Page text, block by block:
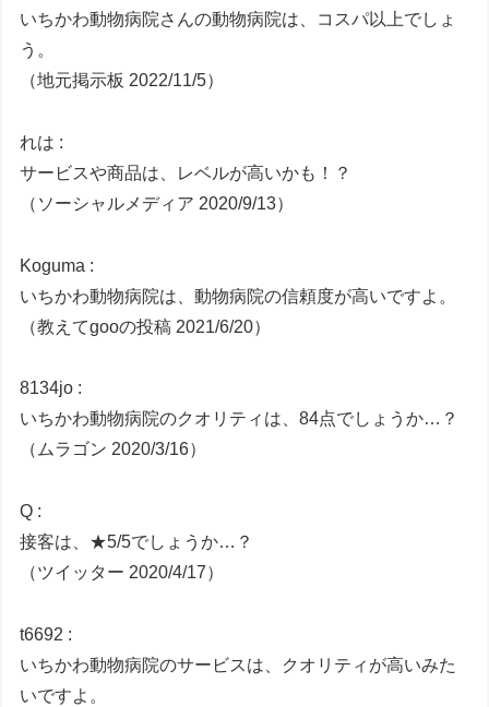
いちかわ動物病院さんの動物病院は、コスパ以上でしょ
う。
（地元掲示板 2022/11/5）
れは :
サービスや商品は、レベルが高いかも！？
（ソーシャルメディア 2020/9/13）
Koguma :
いちかわ動物病院は、動物病院の信頼度が高いですよ。
（教えてgooの投稿 2021/6/20）
8134jo :
いちかわ動物病院のクオリティは、84点でしょうか…？
（ムラゴン 2020/3/16）
Q :
接客は、★5/5でしょうか…？
（ツイッター 2020/4/17）
t6692 :
いちかわ動物病院のサービスは、クオリティが高いみた
いですよ。